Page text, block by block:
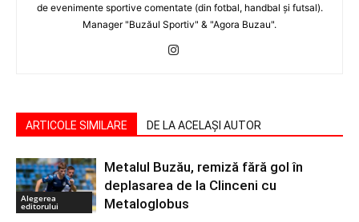
de evenimente sportive comentate (din fotbal, handbal şi futsal).
Manager "Buzăul Sportiv" & "Agora Buzau".
ARTICOLE SIMILARE DE LA ACELAȘI AUTOR
Alegerea
editorului
Metalul Buzău, remiză fără gol în
deplasarea de la Clinceni cu
Metaloglobus